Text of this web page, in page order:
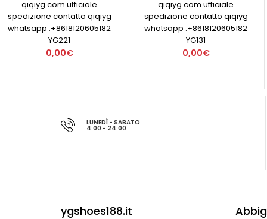
qiqiyg.com ufficiale
spedizione contatto qiqiyg
whatsapp :+8618120605182
YG221
0,00€
qiqiyg.com ufficiale
spedizione contatto qiqiyg
whatsapp :+8618120605182
YG131
0,00€
LUNEDÌ - SABATO
4:00 - 24:00
ygshoes188.it